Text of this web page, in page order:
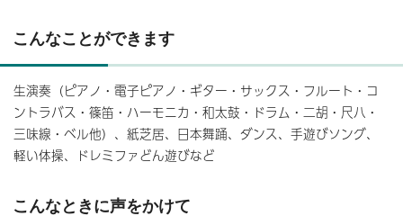
こんなことができます
生演奏（ピアノ・電子ピアノ・ギター・サックス・フルート・コ
ントラバス・篠笛・ハーモニカ・和太鼓・ドラム・二胡・尺八・
三味線・ベル他）、紙芝居、日本舞踊、ダンス、手遊びソング、
軽い体操、ドレミファどん遊びなど
こんなときに声をかけて